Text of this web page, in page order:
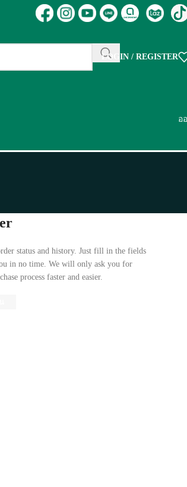
LOGIN / REGISTER
อ
status and history. Just fill in the fields
in no time. We will only ask you for
process faster and easier.